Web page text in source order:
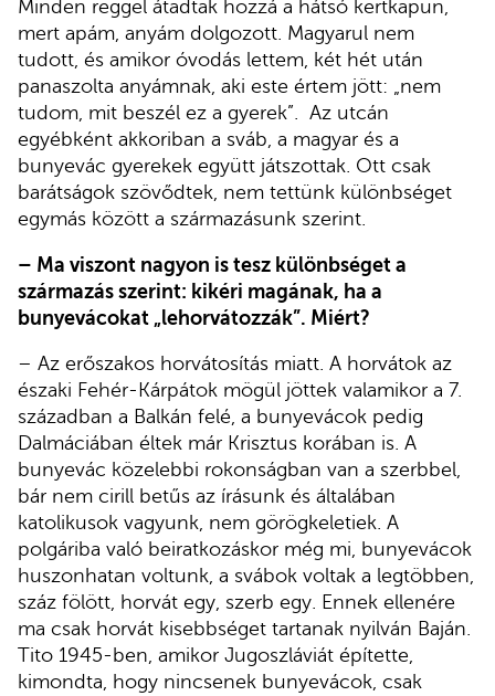
Minden reggel átadtak hozzá a hátsó kertkapun,
mert apám, anyám dolgozott. Magyarul nem
tudott, és amikor óvodás lettem, két hét után
panaszolta anyámnak, aki este értem jött: „nem
tudom, mit beszél ez a gyerek”. Az utcán
egyébként akkoriban a sváb, a magyar és a
bunyevác gyerekek együtt játszottak. Ott csak
barátságok szövődtek, nem tettünk különbséget
egymás között a származásunk szerint.
– Ma viszont nagyon is tesz különbséget a
származás szerint: kikéri magának, ha a
bunyevácokat „lehorvátozzák”. Miért?
– Az erőszakos horvátosítás miatt. A horvátok az
északi Fehér-Kárpátok mögül jöttek valamikor a 7.
században a Balkán felé, a bunyevácok pedig
Dalmáciában éltek már Krisztus korában is. A
bunyevác közelebbi rokonságban van a szerbbel,
bár nem cirill betűs az írásunk és általában
katolikusok vagyunk, nem görögkeletiek. A
polgáriba való beiratkozáskor még mi, bunyevácok
huszonhatan voltunk, a svábok voltak a legtöbben,
száz fölött, horvát egy, szerb egy. Ennek ellenére
ma csak horvát kisebbséget tartanak nyilván Baján.
Tito 1945-ben, amikor Jugoszláviát építette,
kimondta, hogy nincsenek bunyevácok, csak